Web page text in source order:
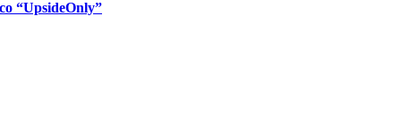
“UpsideOnly”